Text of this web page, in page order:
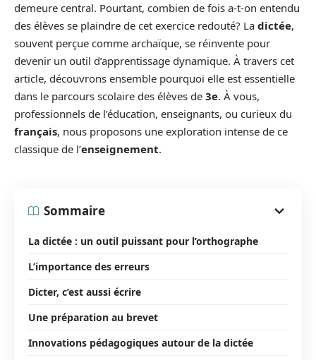
demeure central. Pourtant, combien de fois a-t-on entendu
des élèves se plaindre de cet exercice redouté? La dictée,
souvent perçue comme archaïque, se réinvente pour
devenir un outil d’apprentissage dynamique. À travers cet
article, découvrons ensemble pourquoi elle est essentielle
dans le parcours scolaire des élèves de 3e. À vous,
professionnels de l’éducation, enseignants, ou curieux du
français, nous proposons une exploration intense de ce
classique de l’enseignement.
Sommaire
La dictée : un outil puissant pour l’orthographe
L’importance des erreurs
Dicter, c’est aussi écrire
Une préparation au brevet
Innovations pédagogiques autour de la dictée